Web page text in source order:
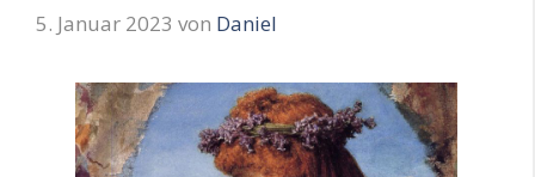
5. Januar 2023 von Daniel